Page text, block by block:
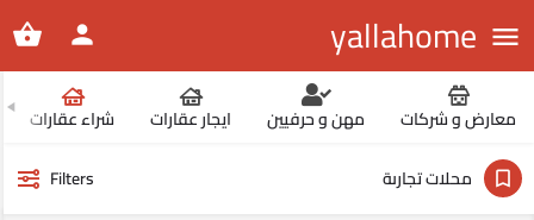
yallahome
معارض و شركات مهن و حرفيين ايجار عقارات
شراء عقارات
محلات تجارىة
Filters